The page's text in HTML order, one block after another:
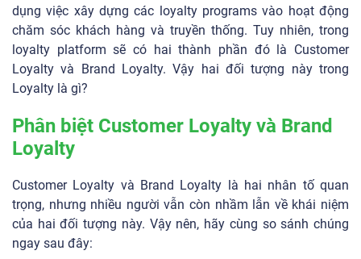
dụng việc xây dựng các loyalty programs vào hoạt động
chăm sóc khách hàng và truyền thống. Tuy nhiên, trong
loyalty platform sẽ có hai thành phần đó là Customer
Loyalty và Brand Loyalty. Vậy hai đối tượng này trong
Loyalty là gì?
Phân biệt Customer Loyalty và Brand
Loyalty
Customer Loyalty và Brand Loyalty là hai nhân tố quan
trọng, nhưng nhiều người vẫn còn nhầm lẫn về khái niệm
của hai đối tượng này. Vậy nên, hãy cùng so sánh chúng
ngay sau đây: